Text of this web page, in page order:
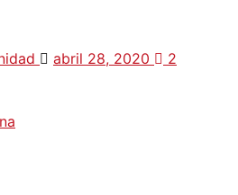
abril 28, 2020 2